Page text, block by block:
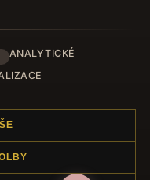
ANALYTICKÉ